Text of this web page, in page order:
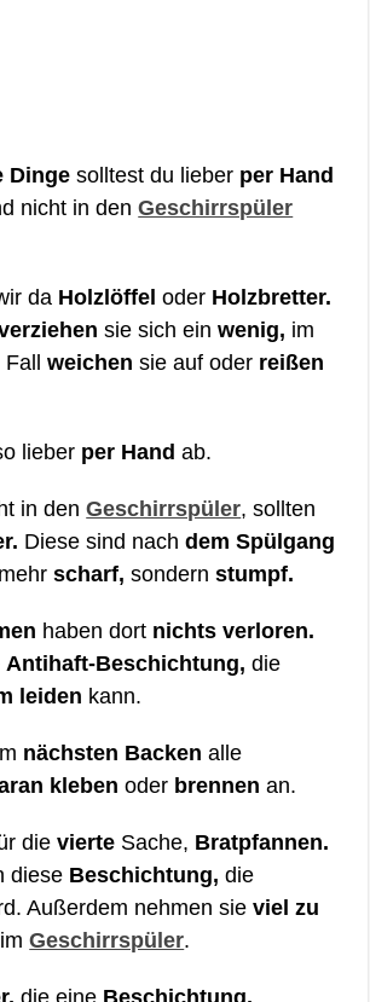
Dinge solltest du lieber per Hand
nicht in denGeschirrspüler
da Holzlöffel oder Holzbretter.
sie sich einwenig, im
Fallweichen sie auf oder reißen
lieber per Hand ab.
in denGeschirrspüler, sollten
Diese sind nachdem Spülgang
scharf, sondernstumpf.
haben dort nichts verloren.
Antihaft-Beschichtung, die
leiden kann.
nächsten Backen alle
kleben oder brennen an.
dievierte Sache, Bratpfannen.
diese Beschichtung, die
Außerdem nehmen sieviel zu
Geschirrspüler.
die eine Beschichtung,